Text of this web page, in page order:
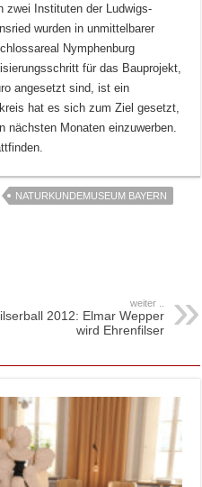
zwei Instituten der Ludwigs-
wurden in unmittelbarer
Nymphenburg
für das Bauprojekt,
angesetzt sind, ist ein
hat es sich zum Ziel gesetzt,
nächsten Monaten einzuwerben.
NATURKUNDEMUSEUM BAYERN
weiter ..
2012: Elmar Wepper
wird Ehrenfilser